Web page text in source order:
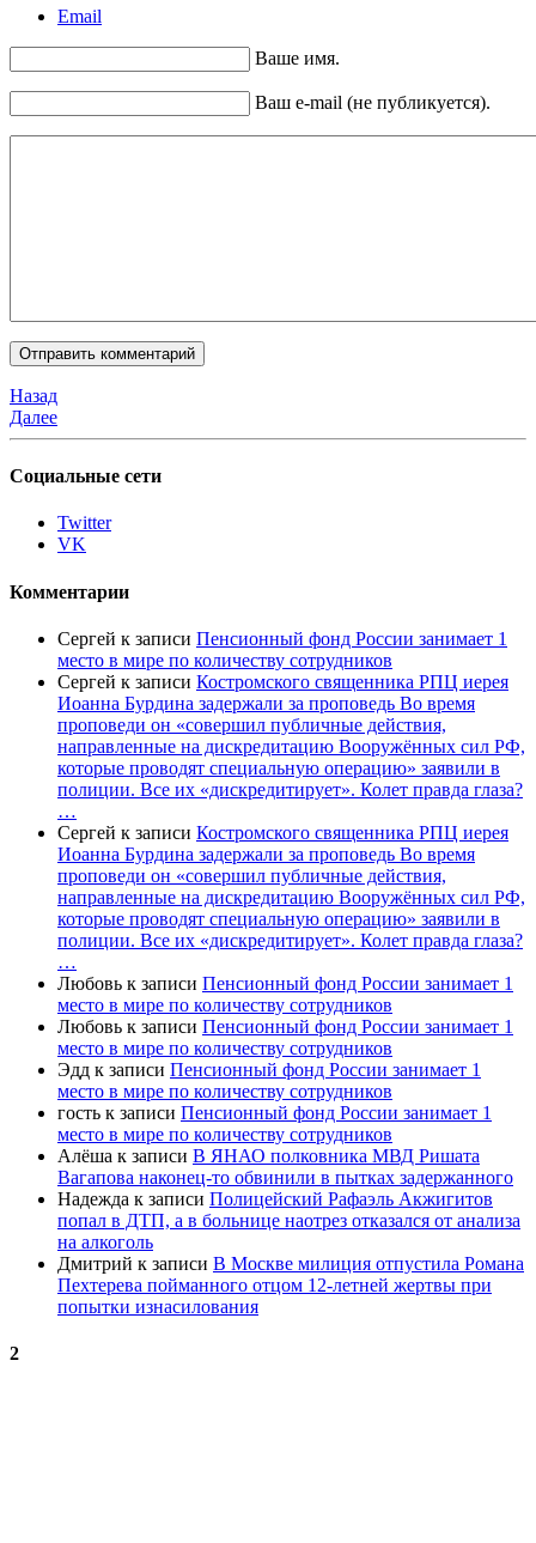
Email
Ваше имя.
Ваш e-mail (не публикуется).
Назад
Далее
Социальные сети
Twitter
VK
Комментарии
Сергей к записи Пенсионный фонд России занимает 1
место в мире по количеству сотрудников
Сергей к записи Костромского священника РПЦ иерея
Иоанна Бурдина задержали за проповедь Во время
проповеди он «совершил публичные действия,
направленные на дискредитацию Вооружённых сил РФ,
которые проводят специальную операцию» заявили в
полиции. Все их «дискредитирует». Колет правда глаза?
…
Сергей к записи Костромского священника РПЦ иерея
Иоанна Бурдина задержали за проповедь Во время
проповеди он «совершил публичные действия,
направленные на дискредитацию Вооружённых сил РФ,
которые проводят специальную операцию» заявили в
полиции. Все их «дискредитирует». Колет правда глаза?
…
Любовь к записи Пенсионный фонд России занимает 1
место в мире по количеству сотрудников
Любовь к записи Пенсионный фонд России занимает 1
место в мире по количеству сотрудников
Эдд к записи Пенсионный фонд России занимает 1
место в мире по количеству сотрудников
гость к записи Пенсионный фонд России занимает 1
место в мире по количеству сотрудников
Алёша к записи В ЯНАО полковника МВД Ришата
Вагапова наконец-то обвинили в пытках задержанного
Надежда к записи Полицейский Рафаэль Акжигитов
попал в ДТП, а в больнице наотрез отказался от анализа
на алкоголь
Дмитрий к записи В Москве милиция отпустила Романа
Пехтерева пойманного отцом 12-летней жертвы при
попытки изнасилования
2